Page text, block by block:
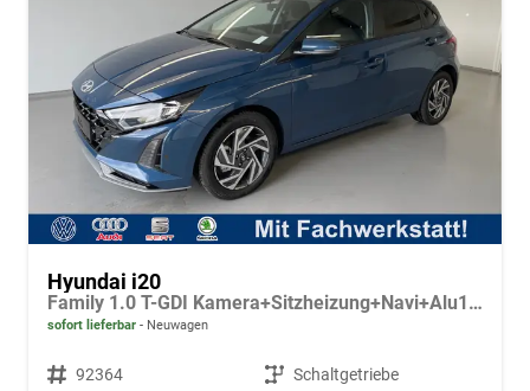
Hyundai i20
Family 1.0 T-GDI Kamera+Sitzheizung+Navi+Alu16+PDC+App-Connect
sofort lieferbar Neuwagen
Fahrzeugnr. 92364 Getriebe Schaltgetriebe